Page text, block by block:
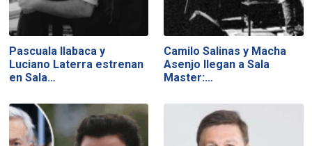
Pascuala Ilabaca y
Luciano Laterra estrenan
en Sala…
Camilo Salinas y Macha
Asenjo llegan a Sala
Master:…